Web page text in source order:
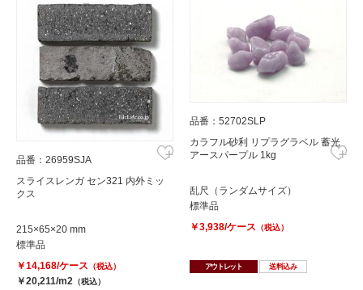
品番：26959SJA
スライスレンガ セン321 内外ミッ
クス
215×65×20 mm
標準品
￥14,168/ケース （税込）
￥20,211/m2 （税込）
品番：52702SLP
カラフル砂利 リプラグラベル 蓄光
アースパープル 1kg
乱尺（ランダムサイズ）
標準品
￥3,938/ケース （税込）
アウトレット 送料込み